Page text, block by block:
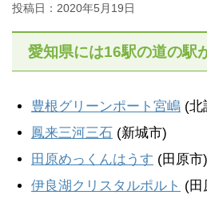
投稿日： 2020年5月19日
愛知県には16駅の道の駅
豊根グリーンポート宮嶋 (北
鳳来三河三石 (新城市)
田原めっくんはうす (田原市)
伊良湖クリスタルポルト (田